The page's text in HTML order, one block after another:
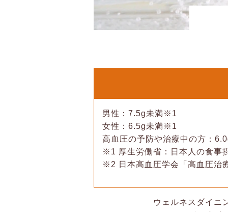
男性：7.5g未満※1
女性：6.5g未満※1
高血圧の予防や治療中の方：
※1 厚生労働省：日本人の食事
※2 日本高血圧学会「高血圧治
ウェルネスダイニ